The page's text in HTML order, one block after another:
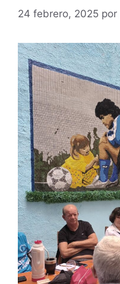
24 febrero, 2025 por